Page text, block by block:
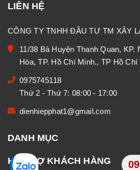
LIÊN HỆ
CÔNG TY TNHH ĐẦU TƯ TM XÂY
11/38 Bà Huyện Thanh Quan, KP.
Hòa, TP. Hồ Chí Minh., TP Hồ Chí
0975745118
Thứ 2 - Thứ 7: 08:00 - 17:00
dienhiepphat1@gmail.com
DANH MỤC
HỖ TRỢ KHÁCH HÀNG